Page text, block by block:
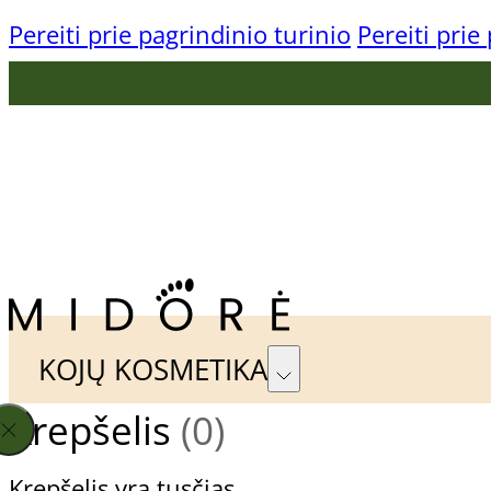
Pereiti prie pagrindinio turinio Pereiti prie
KOJŲ KOSMETIKA
Gehwol Preparatų Linijos
Krepšelis (0)